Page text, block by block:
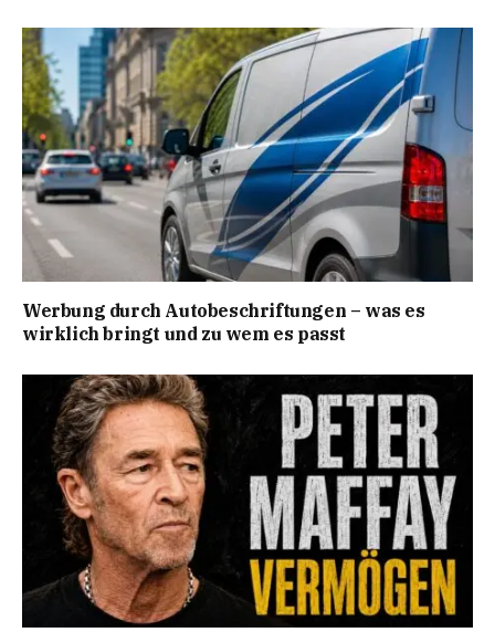
Werbung durch Autobeschriftungen – was es
wirklich bringt und zu wem es passt